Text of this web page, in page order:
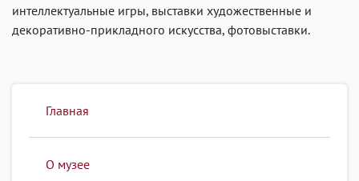
интеллектуальные игры, выставки художественные и
декоративно-прикладного искусства, фотовыставки.
Главная
О музее